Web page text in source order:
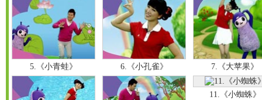
5.《小青蛙》 6.《小孔雀》 7.《大苹果》
11.《小蜘蛛》